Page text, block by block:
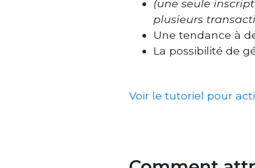
(une seule
plusieurs
Une tendance à
La possibilité de
Voir le tutoriel pour